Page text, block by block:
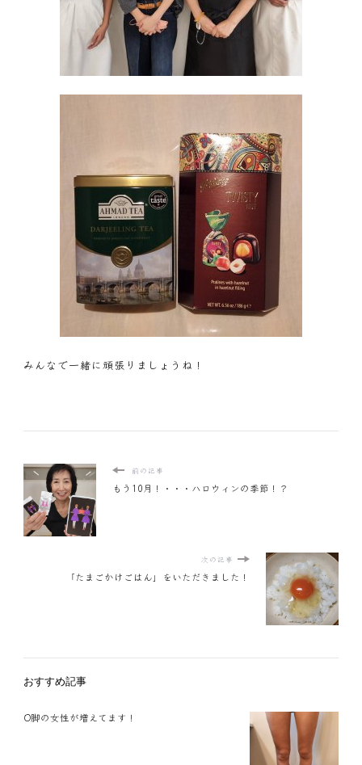
みんなで一緒に頑張りましょうね！
前の記事
もう10月！・・・ハロウィンの季節！？
次の記事
「たまごかけごはん」をいただきました！
おすすめ記事
O脚の女性が増えてます！